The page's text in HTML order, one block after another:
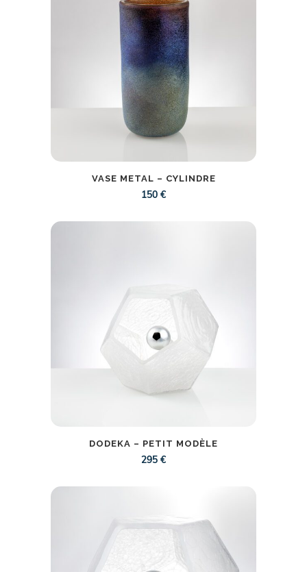
VASE METAL – CYLINDRE
150 €
DODEKA – PETIT MODÈLE
295 €